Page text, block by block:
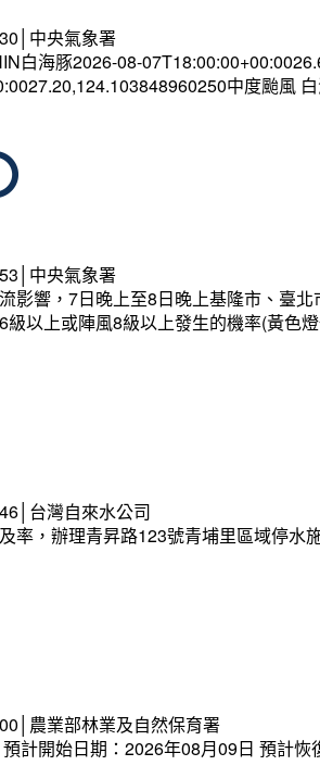
中央氣象署
白海豚2026-08-
中度颱風
中央氣象署
影響，7日晚上至8日晚上基隆市、臺
級以上或陣風8級以上發生的機率(黃色
台灣自來水公司
率，辦理青昇路123號青埔里區域停水
農業部林業及自然保育署
計開始日期：2026年08月09日 預計